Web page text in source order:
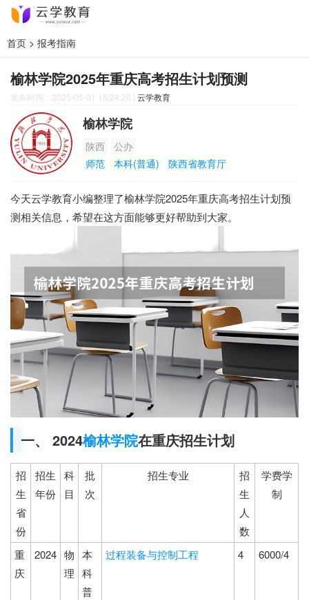
首页 > 报考指南
榆林学院2025年重庆高考招生计划预测
发布时间：2025-05-01 15:24:20 | 云学教育
榆林学院
陕西
公办
师范
本科(普通) 陕西省教育厅
今天云学教育小编整理了榆林学院2025年重庆高考招生计划预
测相关信息，希望在这方面能够更好帮助到大家。
一、 2024榆林学院在重庆招生计划
招
生
省
份
招生
年份
科
目
批
次
招生专业
招
生
人
数
学费学
制
重
庆
2024 物
理
本
科
普
过程装备与控制工程 4 6000/4